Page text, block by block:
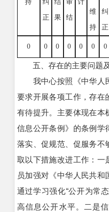
持 纠
正
结
果
审
结
计
维
持
纠
正
0 0 0 0 0 0 0
五、存在的主要问题
我中心按照《中华人民
要求开展各项工作，存在
有待提升。主要体现在本
信息公开条例》的条例学
落实、促规范、促服务不
取以下措施改进工作：一
员加强对《中华人民共和
通过学习强化“公开为常
高信息公开水平。二是